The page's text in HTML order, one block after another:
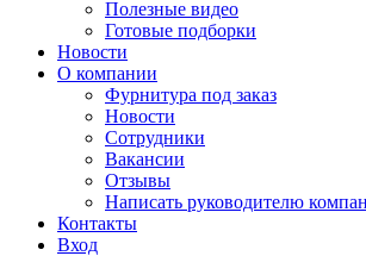
Полезные видео
Готовые подборки
Новости
О компании
Фурнитура под заказ
Новости
Сотрудники
Вакансии
Отзывы
Написать руководителю
Контакты
Вход